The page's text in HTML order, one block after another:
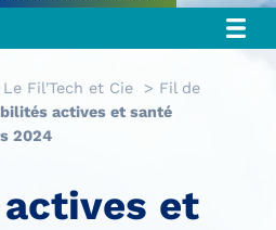
Fil'Tech et Cie
Fil de
actives et santé
2024
et